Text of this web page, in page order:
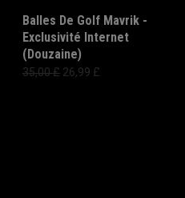
Balles De Golf Mavrik -
Exclusivité Internet
(Douzaine)
35,00 £ 26,99 £